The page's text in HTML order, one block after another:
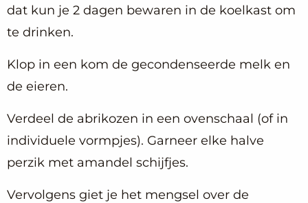
dat kun je 2 dagen bewaren in de koelkast om
te drinken.
Klop in een kom de gecondenseerde melk en
de eieren.
Verdeel de abrikozen in een ovenschaal (of in
individuele vormpjes). Garneer elke halve
perzik met amandel schijfjes.
Vervolgens giet je het mengsel over de